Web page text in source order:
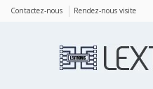
Contactez-nous Rendez-nous visite
Panneau de gestion des cookies